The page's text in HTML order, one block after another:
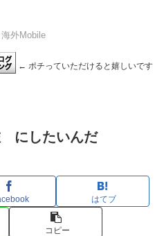
海外Mobile
← ポチっていただけると嬉しいです
にしたいんだ
はてブ
コピー